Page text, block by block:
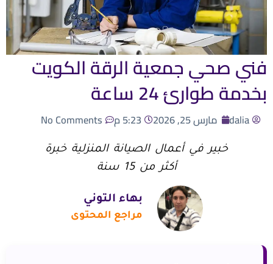
فني صحي جمعية الرقة الكويت
بخدمة طوارئ 24 ساعة
dalia مارس 25, 2026 5:23 م No Comments
خبير في أعمال الصيانة المنزلية خبرة
أكثر من 15 سنة
بهاء التوني
مراجع المحتوى